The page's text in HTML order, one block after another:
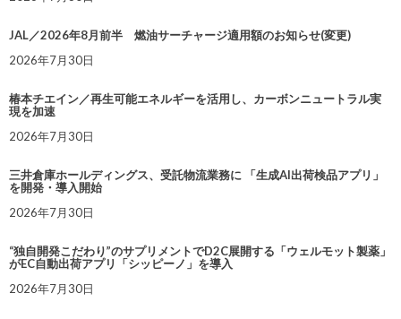
JAL／2026年8月前半 燃油サーチャージ適用額のお知らせ(変更)
2026年7月30日
椿本チエイン／再生可能エネルギーを活用し、カーボンニュートラル実
現を加速
2026年7月30日
三井倉庫ホールディングス、受託物流業務に 「生成AI出荷検品アプリ」
を開発・導入開始
2026年7月30日
“独自開発こだわり”のサプリメントでD2C展開する「ウェルモット製薬」
がEC自動出荷アプリ「シッピーノ」を導入
2026年7月30日